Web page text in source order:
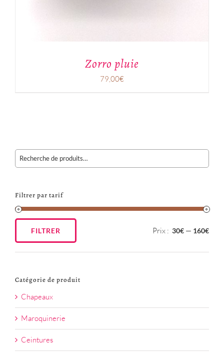
Zorro pluie
79,00€
Filtrer par tarif
min
max
FILTRER Prix : 30€ — 160€
Catégorie de produit
Chapeaux
Maroquinerie
Ceintures